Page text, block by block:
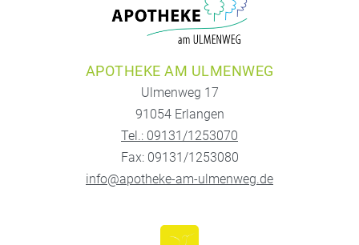
APOTHEKE AM ULMENWEG
Ulmenweg 17
91054 Erlangen
Tel.: 09131/1253070
Fax: 09131/1253080
info@apotheke-am-ulmenweg.de